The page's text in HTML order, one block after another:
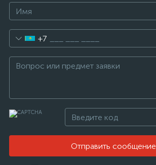
+7
Отправить сообщение